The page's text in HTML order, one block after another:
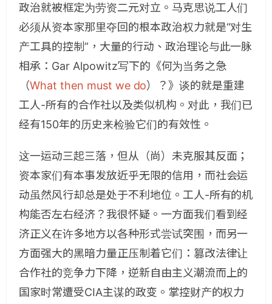
政治就被框定为劳资二元对立。马克思说工人们
必须从资本家那里夺回的根本政治权力就是“对生
产工具的控制”，大量的行动、政治理论与此一脉
相承：Gar Alpowitz写下的《何为当务之急
（What then must we do）？》谈的就是重建
工人-所有的合作社以及类似机构。对此，我们已
经有150年的历史来检验它们的有效性。
这一运动三起三落，但从（尚）未克服其反面；
资本家们有本事发放近乎无限的信用，而社会运
动虽然风行却总是处于不利地位。工人-所有的机
构能否左右经济？我很怀疑。一方面我们看到经
济正义在许多地方以各种形式尝试突围，而另一
方面强大的黑暗力量正压制着它们：篡改法律让
合作社的竞争力下降，逆新自由主义潮流而上的
国家时常遭受CIA主谋的政变。掌控财产的权力